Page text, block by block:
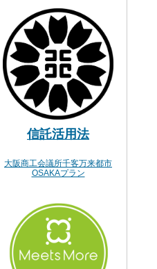
信託活用法
大阪商工会議所千客万来都市
OSAKAプラン